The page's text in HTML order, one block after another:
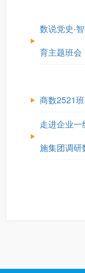
数说党史·
育主题班会
商数2521
走进企业
施集团调研